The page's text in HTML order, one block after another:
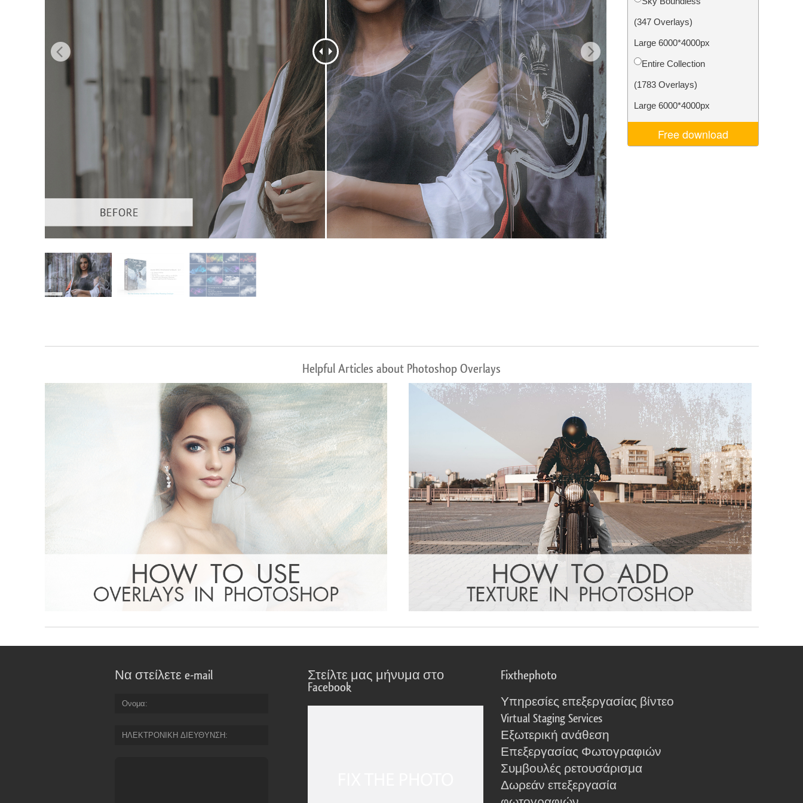
φωτογραφιών προϊόντος
Επεξεργασία
φωτογραφιών
κοσμημάτων
Δεδομένα Εκπαίδευσης AI Video Editing Services
(347 Overlays)
Large 6000*4000px
Entire Collection
(1783 Overlays)
Large 6000*4000px
Free download
Helpful Articles about Photoshop Overlays
Να στείλετε e-mail
Ονομα
ΗΛΕΚΤΡΟΝΙΚΗ ΔΙΕΥΘΥΝΣΗ
Στείλτε μας μήνυμα στο
Facebook
Fixthephoto
Υπηρεσίες επεξεργασίας βίντεο
Virtual Staging Services
Εξωτερική ανάθεση
Επεξεργασίας Φωτογραφιών
Συμβουλές ρετουσάρισμα
Δωρεάν επεξεργασία